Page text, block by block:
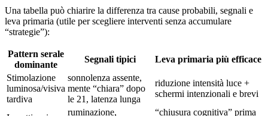
Una tabella può chiarire la differenza tra cause probabili, segnali e
leva primaria (utile per scegliere interventi senza accumulare
“strategie”):
Pattern serale
dominante
Segnali tipici
Leva primaria più efficace
Stimolazione
luminosa/visiva
tardiva
sonnolenza assente,
mente “chiara” dopo
le 21, latenza lunga
riduzione intensità luce +
schermi intenzionali e brevi
ruminazione, “chiusura cognitiva” prima